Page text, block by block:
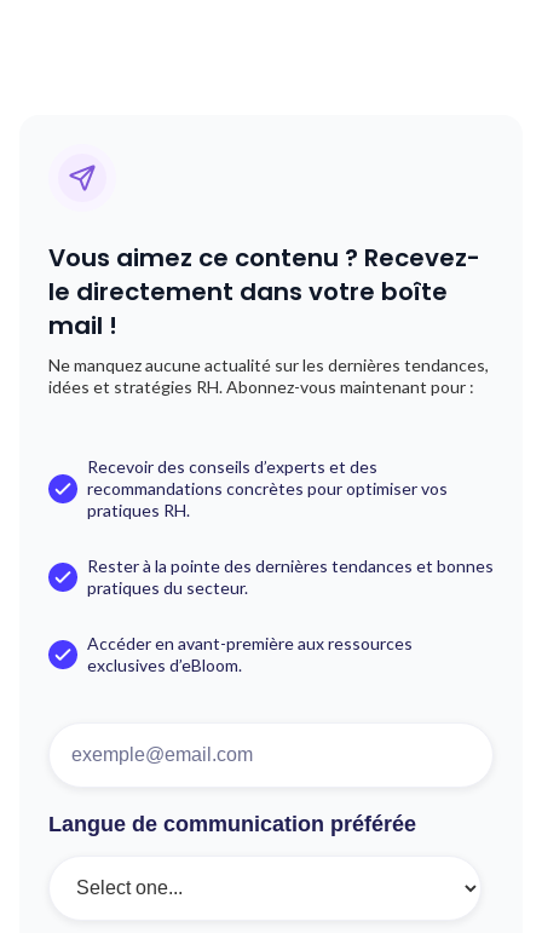
Vous aimez ce contenu ? Recevez-
le directement dans votre boîte
mail !
Ne manquez aucune actualité sur les dernières tendances,
idées et stratégies RH. Abonnez-vous maintenant pour :
Recevoir des conseils d’experts et des
recommandations concrètes pour optimiser vos
pratiques RH.
Rester à la pointe des dernières tendances et bonnes
pratiques du secteur.
Accéder en avant-première aux ressources
exclusives d’eBloom.
Langue de communication préférée